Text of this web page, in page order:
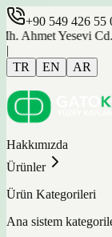
+90 549 426 55
Yesevi Cd.
|
TR
EN AR
Hakkımızda
Ürünler
Ürün Kategorileri
Ana sistem